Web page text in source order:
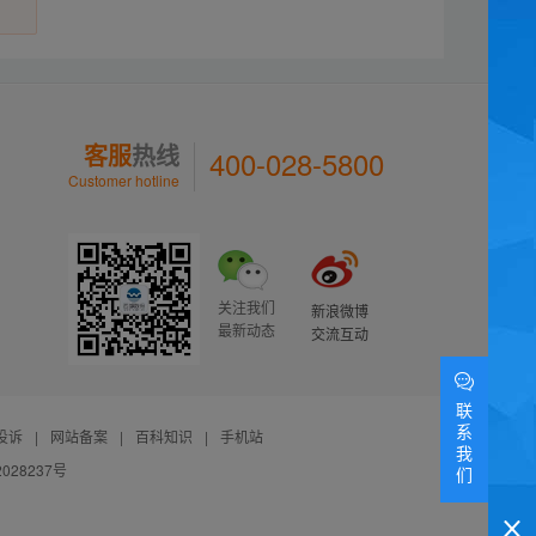
客服热线
Customer hotline 400-028-5800
关注我们
最新动态
新浪微博
交流互动
诉 | 网站备案 | 百科知识 |
手机站
号
联
系
我
们